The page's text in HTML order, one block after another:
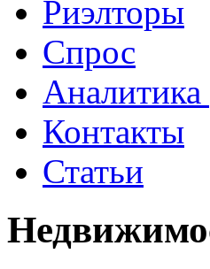
Риэлторы
Спрос
Контакты
Статьи